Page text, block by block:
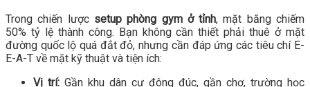
Trong chiến lược setup phòng gym ở tỉnh, mặt bằng chiếm
50% tỷ lệ thành công. Bạn không cần thiết phải thuê ở mặt
đường quốc lộ quá đắt đỏ, nhưng cần đáp ứng các tiêu chí E-
E-A-T về mặt kỹ thuật và tiện ích:
Vị trí: Gần khu dân cư đông đúc, gần chợ, trường học